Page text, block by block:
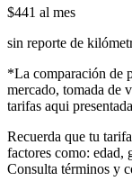
$441 al mes
sin reporte de
*La comparación de
mercado, tomada de
tarifas aqui
Recuerda que tu
factores como: edad,
Consulta términos y